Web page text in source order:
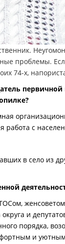
проблемы.
74-х,
первичной
работа с
в село из
и
порядка,
и